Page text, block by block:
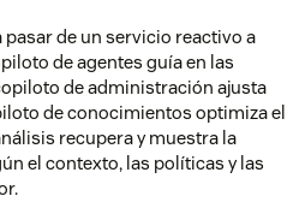
de un servicio reactivo a
de agentes guía en las
de administración ajusta
de conocimientos optimiza el
recupera y muestra la
el contexto, las políticas y las